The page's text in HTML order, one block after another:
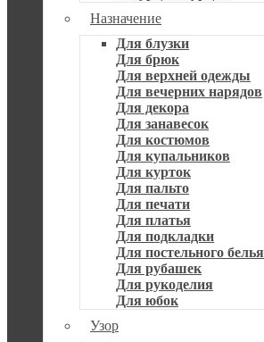
Назначение
Для блузки
Для брюк
Для верхней одежды
Для вечерних нарядов
Для декора
Для занавесок
Для костюмов
Для купальников
Для курток
Для пальто
Для печати
Для платья
Для подкладки
Для постельного белья
Для рубашек
Для рукоделия
Для юбок
Узор